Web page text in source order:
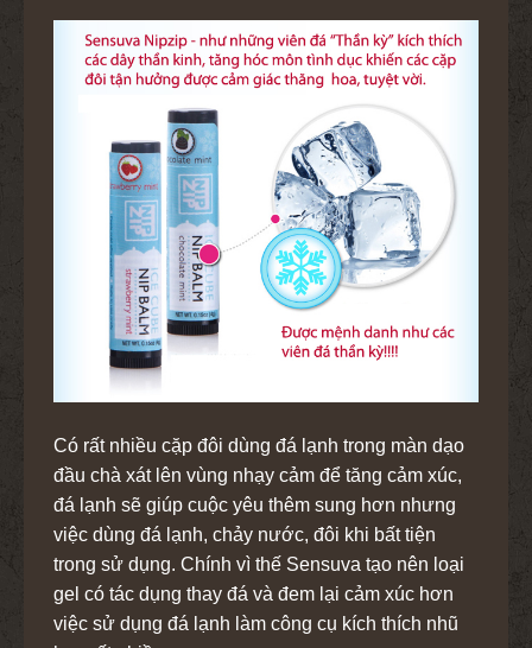
Có rất nhiều cặp đôi dùng đá lạnh trong màn dạo
đầu chà xát lên vùng nhạy cảm để tăng cảm xúc,
đá lạnh sẽ giúp cuộc yêu thêm sung hơn nhưng
việc dùng đá lạnh, chảy nước, đôi khi bất tiện
trong sử dụng. Chính vì thế Sensuva tạo nên loại
gel có tác dụng thay đá và đem lại cảm xúc hơn
việc sử dụng đá lạnh làm công cụ kích thích nhũ